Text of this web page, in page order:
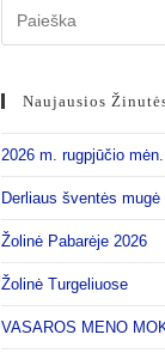
Naujausios
2026 m. rugpjūčio
Derliaus šventės mugė
Žolinė Pabarėje 2026
Žolinė Turgeliuose
VASAROS MENO